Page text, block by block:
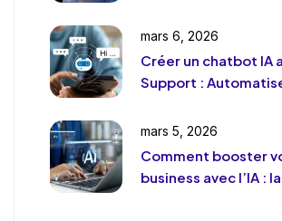
mars 6, 2026
Créer un chatbot IA
Support :
déshumaniser)
mars 5, 2026
Comment booster
business avec l’IA :